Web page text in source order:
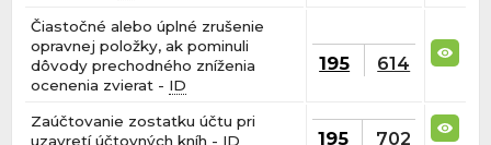
Čiastočné alebo úplné zrušenie
opravnej položky, ak pominuli
dôvody prechodného zníženia
ocenenia zvierat - ID
195 614
Zaúčtovanie zostatku účtu pri
uzavretí účtovných kníh - ID 195 702